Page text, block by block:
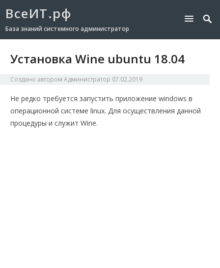
ВсеИТ.рф
База знаний системного администратор
Установка Wine ubuntu 18.04
Создано авторомАдминистратор 07.02.2019
Не редко требуется запустить приложение windows в
операционной системе linux. Для осуществления данной
процедуры и служит Wine.